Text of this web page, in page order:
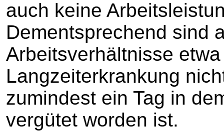
auch keine
Dementsprechend sind
Arbeitsverhältnisse
Langzeiterkrankung
zumindest ein Tag in
vergütet worden ist.